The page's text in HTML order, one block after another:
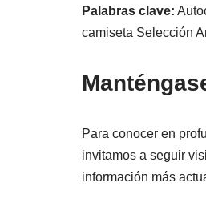
Palabras clave:
camiseta Selección
Para conocer en
invitamos a seguir
información más